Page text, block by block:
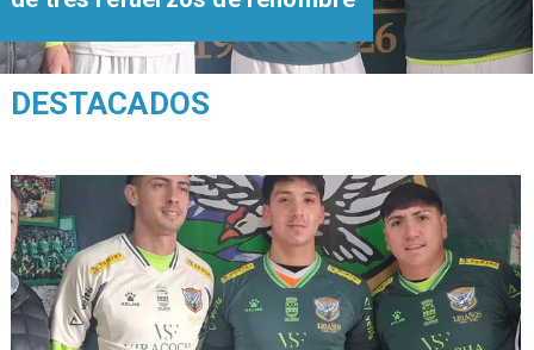
DESTACADOS